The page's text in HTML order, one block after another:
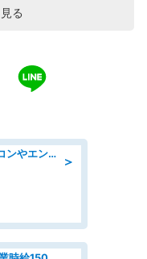
る
＞
自動車工場で働こう!カーエアコンやエンジンの製造・加工業務/寮完備 denso aichi